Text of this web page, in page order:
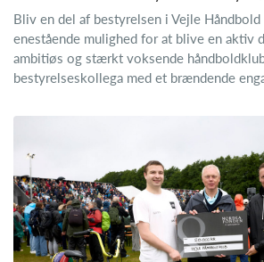
Bliv en del af bestyrelsen i Vejle
enestående mulighed for at blive en aktiv
ambitiøs og stærkt voksende
bestyrelseskollega med et brændende